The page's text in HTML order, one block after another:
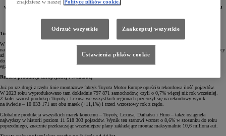
po raz czwarty pozycję lidera wśród producentów samochodów na świecie. Dodatkowo rekordowo
wzrósł także globalny udział zelektryfikowanych modeli Toyoty i Lexusa, których w minionym roku
Toyota czwarty raz z rzędu największym producentem
W 2023 roku Toyota Motor Corporation ustanowiła nowy rekord produkcji i sprzedaży samochodów
na świecie, już po raz czwarty z rzędu wyprzedzając w tym zestawieniu swoich konkurentów. Przez 12 miesięcy
aż 11 233 039 pojazdów marek Toyota, Lexus, Daihatsu i Hino opuściło salony, co daje wzrost o 7,2% rok
do roku. Tym samym pierwszy raz w historii roczna sprzedaż producenta przekroczyła 11 milionów
egzemplarzy.
Rekord produkcji europejskiej i światowej
Już po raz drugi z rzędu linie montażowe fabryk Toyota Motor Europe opuściła rekordowa ilość pojazdów.
W 2023 roku wyprodukowano tam dokładnie 797 871 samochodów, czyli o 0,7% więcej niż rok wcześniej.
Z kolei wzrost produkcji Toyoty i Lexusa we wszystkich regionach przełożył się na rekordowy wynik
na świecie – 10 033 171 aut obu marek (+11,1%) i trzeci wzrostowy rok z rzędu.
Globalnie produkcja wszystkich marek koncernu – Toyoty, Lexusa, Daihatsu i Hino – także osiągnęła
najwyższy w historii poziom 11 518 303 pojazdów. Wynik ten stanowi wzrost o 8,6% w stosunku do roku
poprzedniego, znacznie przekraczając wcześniejsze plany zakładające montaż maksymalnie 10,6 miliona aut.
znajdziesz w naszej Polityce plików cookie.
Odrzuć wszystkie Zaakceptuj wszystkie
Ustawienia plików cookie